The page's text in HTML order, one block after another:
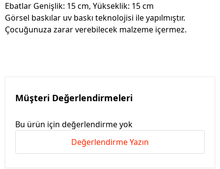
Ebatlar Genişlik: 15 cm, Yükseklik: 15 cm
Görsel baskılar uv baskı teknolojisi ile yapılmıştır.
Çocuğunuza zarar verebilecek malzeme içermez.
Müşteri Değerlendirmeleri
Bu ürün için değerlendirme yok
Değerlendirme Yazın